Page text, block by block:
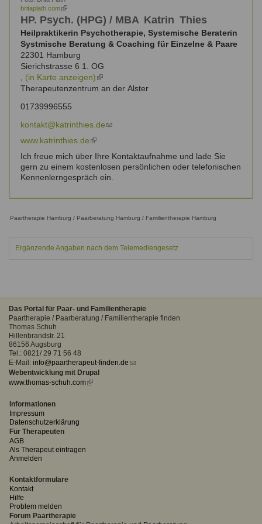
britaplath.com(link
is
external)
HP. Psych. (HPG) / MBA Katrin Thies
Heilpraktikerin Psychotherapie, Systemische Beraterin
Systmische Beratung & Coaching für Einzelne & Paare
22301 Hamburg
Sierichstrasse 6 1. OG
(in Karte anzeigen)(link
is
Therapeutenzentrum an der Alster
01739996555
kontakt@katrinthies.de(link
mail)
www.katrinthies.de(link
external)
Ich freue mich über Ihre Kontaktaufnahme und lade Sie
gern zu einem kostenlosen persönlichen oder telefonischen
Kennenlerngespräch ein.
Paartherapie Hamburg / Paarberatung Hamburg / Familientherapie Hamburg
Ergänzende Angaben nach dem Telemediengesetz
Das Portal für Paar- und Familientherapie
Paartherapie / Paarberatung / Familientherapie finden
Thomas Schuh
Hillenbrandstr. 21
86156 Augsburg
Tel.: 0821/ 29 71 56 48
E-Mail: info@paartherapeut-finden.de (link
Webentwicklung mit Drupal
www.thomas-schuh.com(link
Informationen
Impressum
Datenschutzerklärung
Für Therapeuten
AGB
Als Therapeut eintragen
Anmelden
Kontaktformulare
Kontakt
Hilfe
Problem melden
Forum Paartherapie